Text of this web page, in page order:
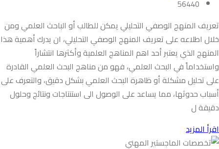
56440
تعريف المنهج الوصفي التحليلي يمكن للطالب أو الباحث العلمي ومن
خلال اطلاعه على تعريف المنهج الوصفي التحليلي، ان يدرك أهمية هذا
المنهج الذي يعتبر أحد اهم المناهج العلمية وأكثرها انتشاراً
واستخداماً في البحث العلمي، فهو من مناهج البحث العلمي القادرة
على تحليل مشكلة أو ظاهرة البحث العلمي بشكل دقيق، والتعرف على
أسباب حدوثها، مما يساعد على الوصول الى استنتاجات ونتائج وحلول
دقيقة ل
اقرأ المزيد